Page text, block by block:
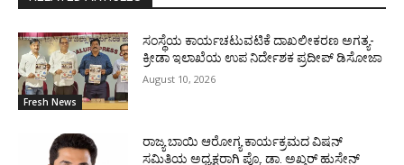
Fresh News
ಸಂಸ್ಥೆಯ ಕಾರ್ಯಚಟುವಟಿಕೆ ದಾಖಲೀಕರಣ ಅಗತ್ಯ-
ಕ್ರೀಡಾ ಇಲಾಖೆಯ ಉಪ ನಿರ್ದೇಶಕ ಪ್ರದೀಪ್ ಡಿಸೋಜಾ
August 10, 2026
ರಾಜ್ಯ ಬಾಯಿ ಆರೋಗ್ಯ ಕಾರ್ಯಕ್ರಮದ ವಿಷನ್
ಸಮಿತಿಯ ಅಧ್ಯಕ್ಷರಾಗಿ ಪ್ರೊ. ಡಾ. ಅಖ್ತರ್ ಹುಸೇನ್